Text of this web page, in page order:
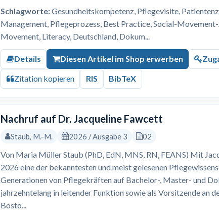
Schlagworte:Gesundheitskompetenz, Pflegevisite,
Management, Pflegeprozess, Best Practice, Social-
Movement, Literacy, Deutschland, Dokum...
Details Diesen Artikel im Shop erwerben
Zitation kopieren RIS BibTeX
Nachruf auf Dr. Jacqueline Fawcett
Staub, M.-M. 2026 / Ausgabe 3 02
Von Maria Müller Staub (PhD, EdN, MNS, RN, FEANS) Mit
2026 eine der bekanntesten und meist gelesenen
Generationen von Pflegekräften auf Bachelor-, Master- und
jahrzehntelang in leitender Funktion sowie als Vorsitzende an
Bosto...